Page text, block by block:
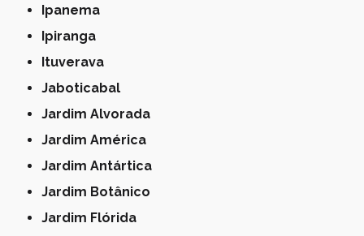
Ipanema
Ipiranga
Ituverava
Jaboticabal
Jardim Alvorada
Jardim América
Jardim Antártica
Jardim Botânico
Jardim Flórida